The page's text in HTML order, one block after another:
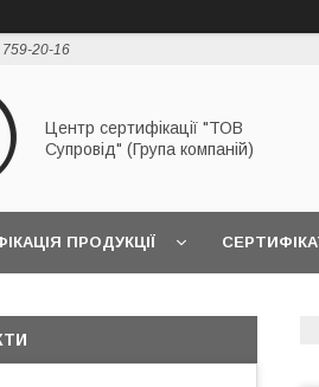
20-16
Центр сертифікації "ТОВ
Супровід" (Група компаній)
ПРОДУКЦІЇ